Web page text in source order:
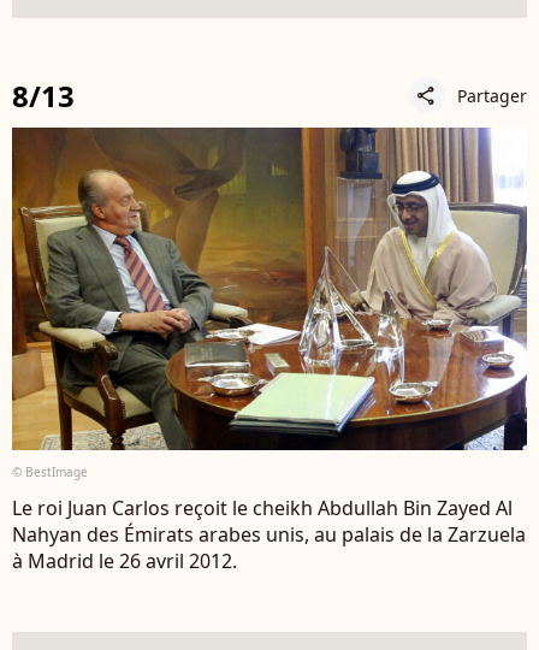
8/13 share Partager
© BestImage
Le roi Juan Carlos reçoit le cheikh Abdullah Bin Zayed Al
Nahyan des Émirats arabes unis, au palais de la Zarzuela
à Madrid le 26 avril 2012.